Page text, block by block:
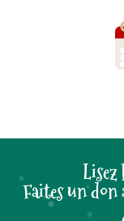
Faites un don